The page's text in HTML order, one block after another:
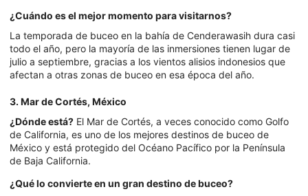
¿Cuándo es el mejor momento para visitarnos?
La temporada de buceo en la bahía de Cenderawasih dura casi
todo el año, pero la mayoría de las inmersiones tienen lugar de
julio a septiembre, gracias a los vientos alisios indonesios que
afectan a otras zonas de buceo en esa época del año.
3. Mar de Cortés, México
¿Dónde está? El Mar de Cortés, a veces conocido como Golfo
de California, es uno de los mejores destinos de buceo de
México y está protegido del Océano Pacífico por la Península
de Baja California.
¿Qué lo convierte en un gran destino de buceo?